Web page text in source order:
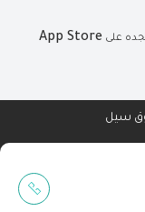
على App Store
سيل